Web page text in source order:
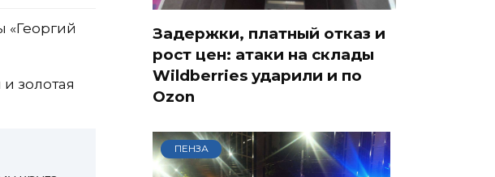
золотая
Задержки, платный отказ и
рост цен: атаки на склады
Wildberries ударили и по
Ozon
ПЕНЗА